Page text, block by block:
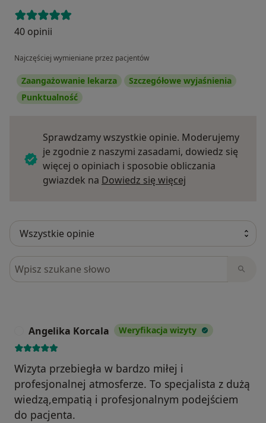
40 opinii
Najczęściej wymieniane przez pacjentów
Zaangażowanie lekarza
Szczegółowe wyjaśnienia
Punktualność
Sprawdzamy wszystkie opinie. Moderujemy
je zgodnie z naszymi zasadami, dowiedz się
więcej o opiniach i sposobie obliczania
gwiazdek na Dowiedz się więcej
Szukaj w opiniach
Angelika Korcala Weryfikacja wizyty
Wizyta przebiegła w bardzo miłej i
profesjonalnej atmosferze. To specjalista z dużą
wiedzą,empatią i profesjonalnym podejściem
do pacjenta.